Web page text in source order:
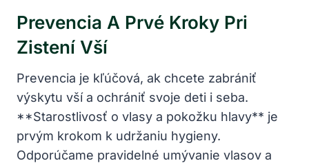
Prevencia A Prvé Kroky Pri
Zistení Vší
Prevencia je kľúčová, ak chcete zabrániť
výskytu vší a ochrániť svoje deti i seba.
**Starostlivosť o vlasy a pokožku hlavy** je
prvým krokom k udržaniu hygieny.
Odporúčame pravidelné umývanie vlasov a